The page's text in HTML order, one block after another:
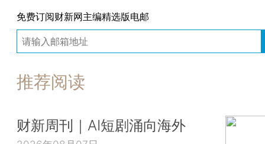
免费订阅财新网主编精选版电邮
推荐阅读
财新周刊｜AI短剧涌向海外